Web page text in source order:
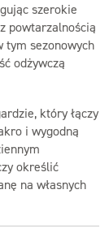
szerokie
powtarzalnością
tym sezonowych
odżywczą
który łączy
i wygodną
określić
na własnych